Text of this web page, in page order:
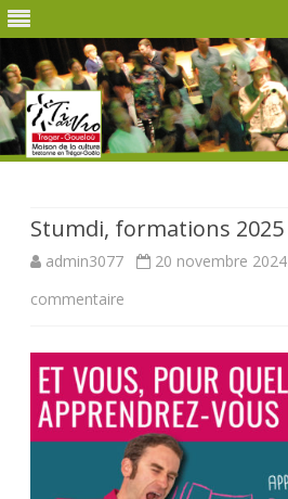
Stumdi, formations 2025
admin3077 20 novembre 2024
commentaire
formations
2025